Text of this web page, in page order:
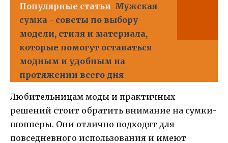
Популярные статьи Мужская
сумка - советы по выбору
модели, стиля и материала,
которые помогут оставаться
модным и удобным на
протяжении всего дня
Любительницам моды и практичных
решений стоит обратить внимание на сумки-
шопперы. Они отлично подходят для
повседневного использования и имеют